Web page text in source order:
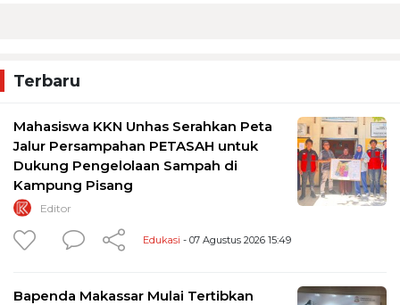
Terbaru
Mahasiswa KKN Unhas Serahkan Peta
Jalur Persampahan PETASAH untuk
Dukung Pengelolaan Sampah di
Kampung Pisang
Editor
Edukasi - 07 Agustus 2026 15:49
Bapenda Makassar Mulai Tertibkan